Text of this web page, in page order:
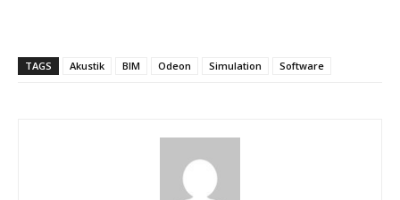
TAGS Akustik BIM Odeon Simulation Software